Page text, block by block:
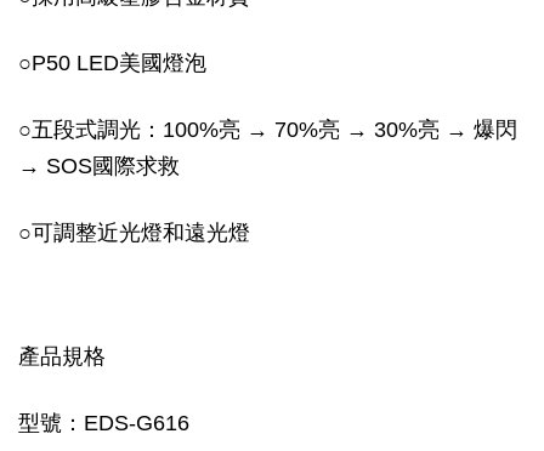
○P50 LED美國燈泡
○五段式調光：100%亮 → 70%亮 → 30%亮 → 爆閃
→ SOS國際求救
○可調整近光燈和遠光燈
產品規格
型號：EDS-G616